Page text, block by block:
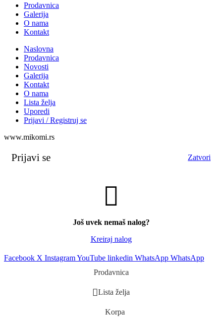
Prodavnica
Galerija
O nama
Kontakt
Naslovna
Prodavnica
Novosti
Galerija
Kontakt
O nama
Lista želja
Uporedi
Prijavi / Registruj se
www.mikomi.rs
Prijavi se Zatvori
Još uvek nemaš nalog?
Kreiraj nalog
Facebook X InstagramYouTube linkedin WhatsApp WhatsApp
Prodavnica
Lista želja
Korpa